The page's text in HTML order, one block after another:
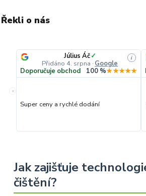
Řekli o nás
«
Július Áč✓
Přidáno 4. srpna · Google
i
Doporučuje obchod 100 %★★★★★
Super ceny a rychlé dodání
Jak zajišťuje
čištění?